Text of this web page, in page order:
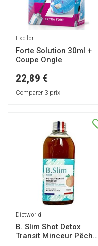
Excilor
Forte Solution 30ml +
Coupe Ongle
22,89 €
Comparer 3 prix
Dietworld
B. Slim Shot Detox
Transit Minceur Pêche